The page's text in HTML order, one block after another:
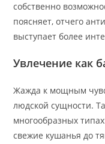
собственно
поясняет, отчего
выступает более
Увлечение как
Жажда к мощным
людской сущности.
многообразных
свежие кушанья до